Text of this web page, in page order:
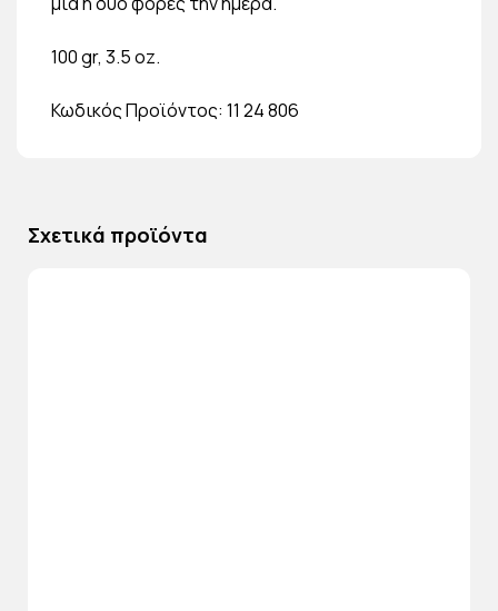
100 gr, 3.5 oz.
Κωδικός Προϊόντος: 11 24 806
Σχετικά προϊόντα